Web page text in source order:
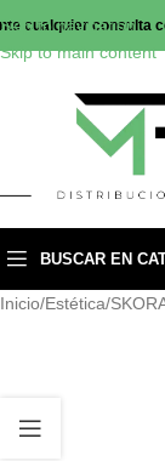
Skip to navigation
Skip to main content
cualquier consulta
BUSCAR EN
Inicio/Estética/